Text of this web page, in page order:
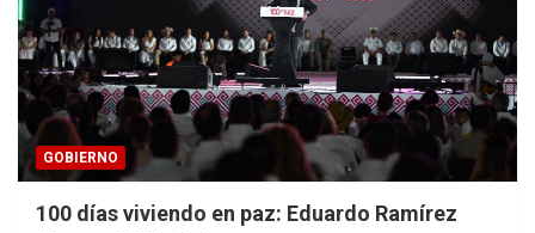
GOBIERNO
100 días viviendo en paz: Eduardo Ramírez